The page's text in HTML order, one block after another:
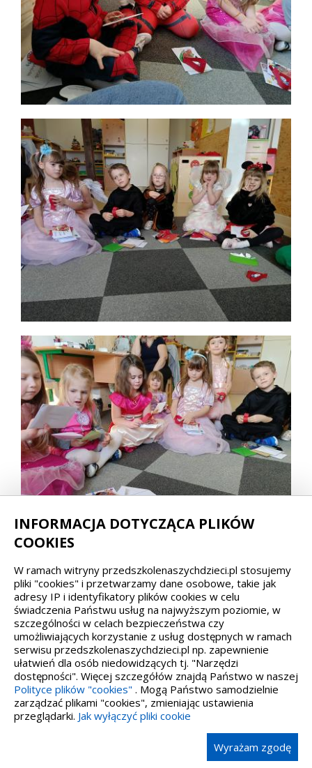
Kontakt
tel. 601-293-532
e-mail:plewiskaprzedszkole@gmail.com
Dyrektor Przedszkola:
Kacper Jaszczak
Adres
Publiczne Przedszkole „Naszych Dzieci” z Oddziałami
INFORMACJA DOTYCZĄCA PLIKÓW
COOKIES
W ramach witryny przedszkolenaszychdzieci.pl stosujemy
pliki "cookies" i przetwarzamy dane osobowe, takie jak
adresy IP i identyfikatory plików cookies w celu
świadczenia Państwu usług na najwyższym poziomie, w
szczególności w celach bezpieczeństwa czy
umożliwiających korzystanie z usług dostępnych w ramach
serwisu przedszkolenaszychdzieci.pl np. zapewnienie
ułatwień dla osób niedowidzących tj. "Narzędzi
dostępności". Więcej szczegółów znajdą Państwo w naszej
Polityce plików "cookies" . Mogą Państwo samodzielnie
zarządzać plikami "cookies", zmieniając ustawienia
przeglądarki. Jak wyłączyć pliki cookie
Wyrażam zgodę